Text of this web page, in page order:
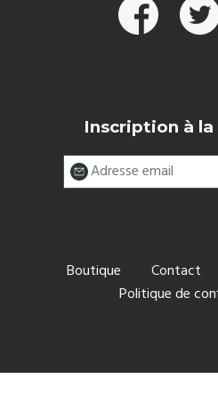
Inscription à
Boutique Contact
Politique de